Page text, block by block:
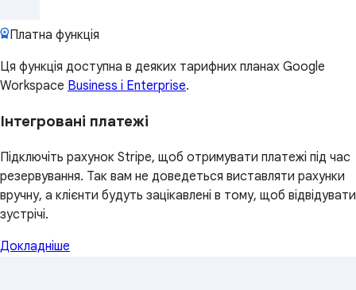
Платна функція
Ця функція доступна в деяких тарифних планах Google
Workspace Business і Enterprise.
Інтегровані платежі
Підключіть рахунок Stripe, щоб отримувати платежі під час
резервування. Так вам не доведеться виставляти рахунки
вручну, а клієнти будуть зацікавлені в тому, щоб відвідувати
зустрічі.
Докладніше